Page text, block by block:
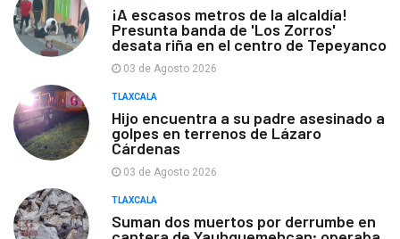
¡A escasos metros de la alcaldía!
Presunta banda de 'Los Zorros'
desata riña en el centro de Tepeyanco
03 de Agosto 2026
TLAXCALA
Hijo encuentra a su padre asesinado a
golpes en terrenos de Lázaro
Cárdenas
03 de Agosto 2026
TLAXCALA
Suman dos muertos por derrumbe en